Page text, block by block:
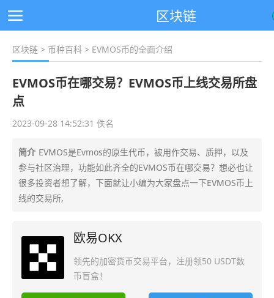
区块链
区块链 > 币种百科 > EVMOS币的全面介绍
EVMOS币在哪交易？EVMOS币上线交易所盘
点
2023-09-28 14:52:31 佚名
简介 EVMOS是Evmos的原生代币，被用作交易、质押，以及
参与社区治理，功能如此齐全的EVMOS币在哪交易？想必也让
很多投资者想了解，下面就让小编为大家盘点一下EVMOS币上
线的交易所,
欧易OKX
领先的加密货币交易平台，注册领50 USDT数
币盲盒！